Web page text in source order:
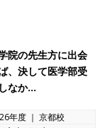
院の先生方に出会
、決して医学部受
なか…
年度 ｜ 京都校